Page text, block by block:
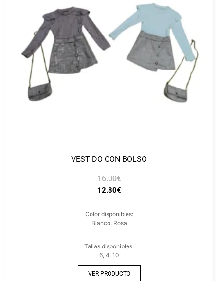
VESTIDO CON BOLSO
16.00€
12.80€
Color disponibles:
Blanco, Rosa
Tallas disponibles:
6, 4, 10
VER PRODUCTO